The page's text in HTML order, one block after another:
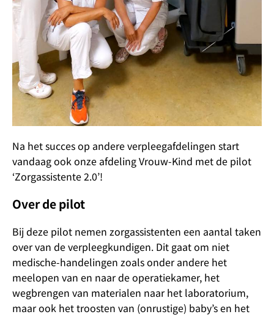
Na het succes op andere verpleegafdelingen start
vandaag ook onze afdeling Vrouw-Kind met de pilot
‘Zorgassistente 2.0’!
Over de pilot
Bij deze pilot nemen zorgassistenten een aantal taken
over van de verpleegkundigen. Dit gaat om niet
medische-handelingen zoals onder andere het
meelopen van en naar de operatiekamer, het
wegbrengen van materialen naar het laboratorium,
maar ook het troosten van (onrustige) baby’s en het